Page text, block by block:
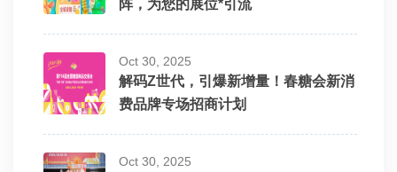
阵，为您的展位*引流
Oct 30, 2025
解码Z世代，引爆新增量！春糖会新消
费品牌专场招商计划
Oct 30, 2025